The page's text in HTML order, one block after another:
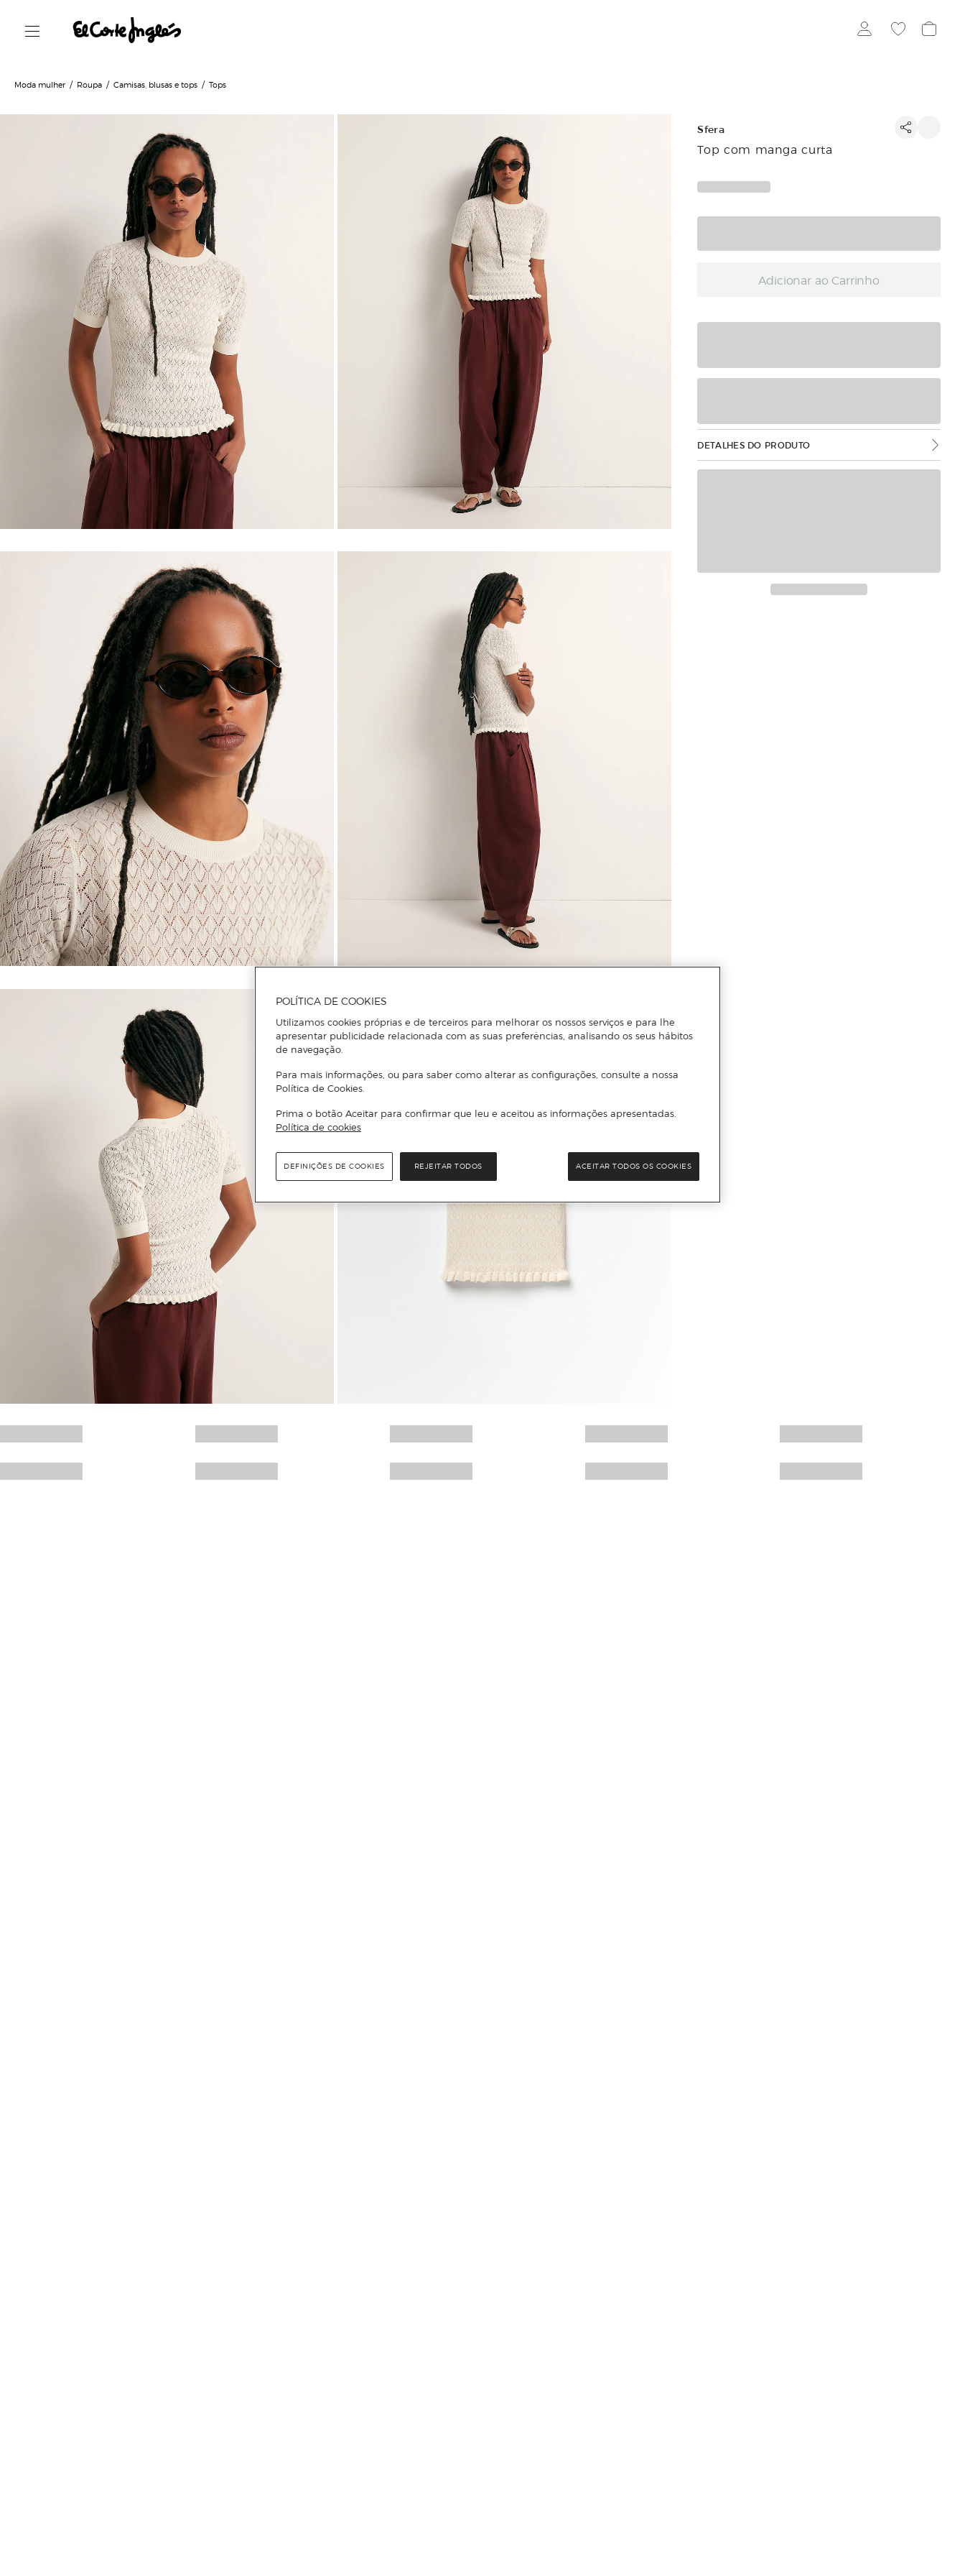
Moda mulher Roupa Camisas, blusas e tops Tops
Sfera
Top com manga curta
Adicionar ao Carrinho
DETALHES DO PRODUTO
POLÍTICA DE COOKIES
Utilizamos cookies próprias e de terceiros para melhorar os nossos serviços e para lhe
apresentar publicidade relacionada com as suas preferências, analisando os seus hábitos
de navegação.
Para mais informações, ou para saber como alterar as configurações, consulte a nossa
Política de Cookies.
Prima o botão Aceitar para confirmar que leu e aceitou as informações apresentadas.
Política de cookies
REJEITAR TODOS ACEITAR TODOS OS COOKIES
DEFINIÇÕES DE COOKIES